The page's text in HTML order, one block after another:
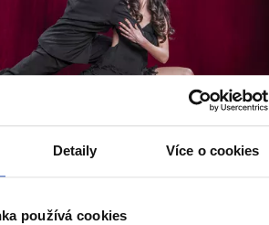
Detaily Více o cookies
používá cookies
show na vlastní kůži + 3
tance v Buenos Aires